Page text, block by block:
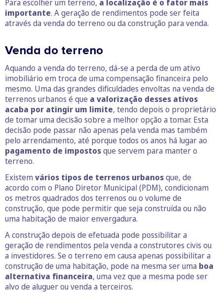
Para escolher um terreno, a localização é o fator mais
importante. A geração de rendimentos pode ser feita
através da venda do terreno ou da construção para venda.
Venda do terreno
Aquando a venda do terreno, dá-se a perda de um ativo
imobiliário em troca de uma compensação financeira pelo
mesmo. Uma das grandes dificuldades envoltas na venda de
terrenos urbanos é que a valorização desses ativos
acaba por atingir um limite, tendo depois o proprietário
de tomar uma decisão sobre a melhor opção a tomar. Esta
decisão pode passar não apenas pela venda mas também
pelo arrendamento, até porque todos os anos há lugar ao
pagamento de impostosque servem para manter o
terreno.
Existem vários tipos de terrenos urbanosque, de
acordo com o Plano Diretor Municipal (PDM), condicionam
os metros quadrados dos terrenos ou o volume de
construção, que pode permitir que seja construída ou não
uma habitação de maior envergadura.
A construção depois de efetuada pode possibilitar a
geração de rendimentos pela venda a construtores civis ou
a investidores. Se o terreno em causa apenas possibilitar a
construção de uma habitação, pode na mesma ser uma boa
alternativa financeira, uma vez que a mesma pode ser
alvo de aluguer ou venda a terceiros.